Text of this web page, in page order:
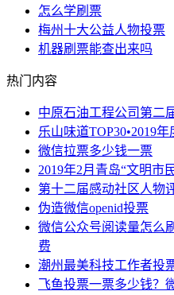
怎么学刷票
梅州十大公益人物投票
机器刷票能查出来吗
热门内容
中原石油工程公司第二
乐山味道TOP30•2019
微信拉票多少钱一票
2019年2月青岛“文明市
第十二届感动社区人物
伪造微信openid投票
微信公众号阅读量怎么
费
潮州最美科技工作者投
飞鱼投票一票多少钱？